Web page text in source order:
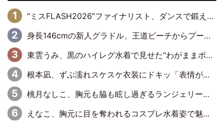
“ミスFLASH2026”ファイナリスト、ダンスで鍛え上げた健康的な美ボディー披露
身長146cmの新人グラドル、王道ビーチからプールサイドそしてゴールドビキニまで…DVDデビュー作で躍動
東雲うみ、黒のハイレグ水着で見せた“わがままボディ”がたまらない「うみちゃんカワイイ」「全てがステキな女神さま」「魅力的です」
根本凪、ずぶ濡れスケスケ衣装にドキッ「表情が良過ぎる」「ねもちゃんの眼差しにドキドキが止まらない」
桃月なしこ、胸元も脇も眩し過ぎるランジェリー＆ビキニ姿を披露「なしこたそ最強」「セクシーでゴージャスで大きなボリューム」
えなこ、胸元に目を奪われるコスプレ水着姿で魅了「群を抜く美しさと華やかさ」「えなこりんの千咲は破壊力がスゴい」